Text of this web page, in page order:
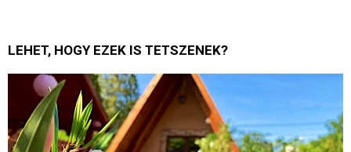
LEHET, HOGY EZEK IS TETSZENEK?